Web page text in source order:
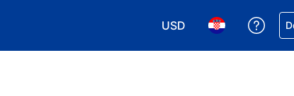
USD
Odaberite valutu. Vaša
Odaberite